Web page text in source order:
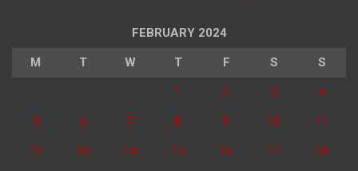
FEBRUARY 2024
M T W T F S S
1 2 3 4
5 6 7 8 9 10 11
12 13 14 15 16 17 18